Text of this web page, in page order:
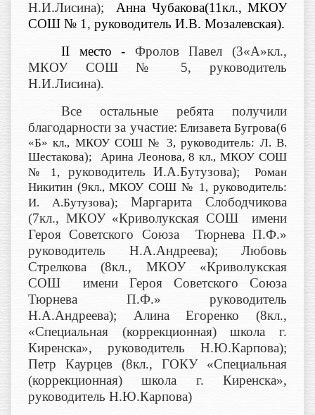
Н.И.Лисина);
Анна Чубакова(11кл., МКОУ
СОШ № 1 , руководитель И.В. Мозалевская).
II место - Фролов Павел (3«А»кл.,
МКОУ СОШ № 5, руководитель
Н.И.Лисина).
Все остальные ребята получили
благодарности за участие: Елизавета Бугрова(6
«Б» кл., МКОУ СОШ № 3, руководитель: Л. В.
Шестакова); Арина Леонова, 8 кл., МКОУ СОШ
№ 1, руководитель И.А.Бутузова);
Роман
Никитин (9кл., МКОУ СОШ № 1, руководитель:
И. А.Бутузова); Маргарита Слободчикова
(7кл., МКОУ «Криволукская СОШ имени
Героя Советского Союза Тюрнева П.Ф.»
руководитель Н.А.Андреева); Любовь
Стрелкова (8кл., МКОУ «Криволукская
СОШ имени Героя Советского Союза
Тюрнева П.Ф.» руководитель
Н.А.Андреева); Алина Егоренко (8кл.,
«Специальная (коррекционная) школа г.
Киренска», руководитель Н.Ю.Карпова);
Петр Каурцев (8кл., ГОКУ «Специальная
(коррекционная) школа г. Киренска»,
руководитель Н.Ю.Карпова)